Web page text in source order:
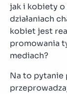
jak i kobiety o
działaniach
kobiet jest
promowania
mediach?
Na to pytanie